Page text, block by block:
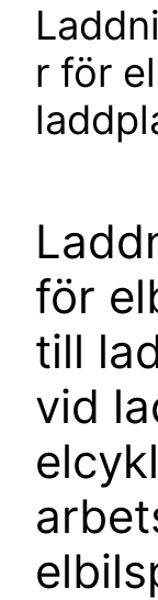
r för
för
till
vid